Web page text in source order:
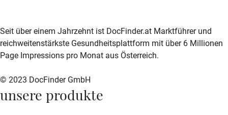
e
n
a
v
zur DocFinder-Startseite
logo icon
Seit über einem Jahrzehnt ist DocFinder.at Marktführer und
reichweitenstärkste Gesundheitsplattform mit über 6 Millionen
Page Impressions pro Monat aus Österreich.
© 2023 DocFinder GmbH
unsere produkte